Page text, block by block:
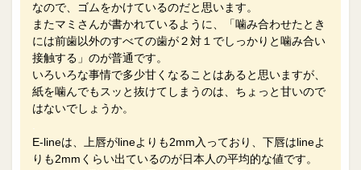
なので、ゴムをかけているのだと思います。
またマミさんが書かれているように、「噛み合わせたとき
には前歯以外のすべての歯が２対１でしっかりと噛み合い
接触する」のが普通です。
いろいろな事情で多少甘くなることはあると思いますが、
紙を噛んでもスッと抜けてしまうのは、ちょっと甘いので
はないでしょうか。
E-lineは、上唇がlineよりも2mm入っており、下唇はlineよ
りも2mmくらい出ているのが日本人の平均的な値です。